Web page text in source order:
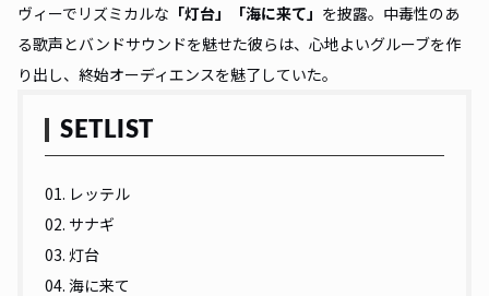
ヴィーでリズミカルな 「灯台」「海に来て」 を披露。中毒性のあ
る歌声とバンドサウンドを魅せた彼らは、心地よいグルーブを作
り出し、終始オーディエンスを魅了していた。
SETLIST
01. レッテル
02. サナギ
03. 灯台
04. 海に来て